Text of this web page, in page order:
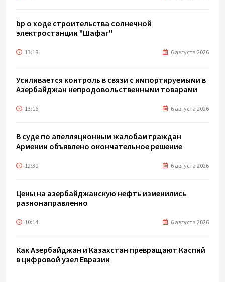
bp о ходе строительства солнечной
электростанции "Шафаг"
13:18 6 августа 2026
Усиливается контроль в связи с импортируемыми в
Азербайджан непродовольственными товарами
13:16 6 августа 2026
В суде по апелляционным жалобам граждан
Армении объявлено окончательное решение
12:30 6 августа 2026
Цены на азербайджанскую нефть изменились
разнонаправленно
10:14 6 августа 2026
Как Азербайджан и Казахстан превращают Каспий
в цифровой узел Евразии